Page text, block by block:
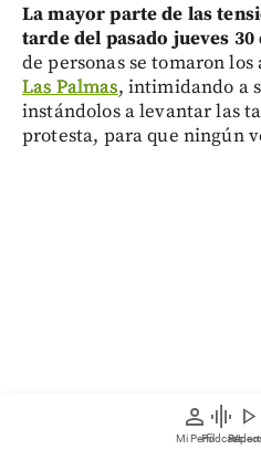
person
Mi Perfil
graphic_eq
Pódcast
play_arrow
La mayor parte de las
tarde del pasado jueves
de personas se tomaron
Las Palmas, intimidando a
instándolos a levantar las
protesta, para que ningún